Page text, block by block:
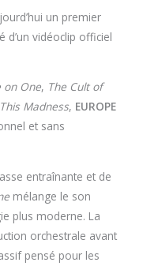
un premier
d’un vidéoclip officiel
on One, The Cult of
Madness, EUROPE
et sans
entraînante et de
mélange le son
plus moderne. La
orchestrale avant
pensé pour les